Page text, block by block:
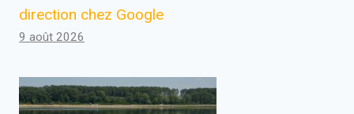
direction chez Google
9 août 2026